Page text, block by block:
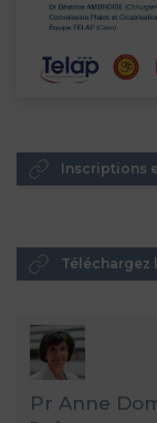
Inscriptions
Téléchargez
Pr Anne